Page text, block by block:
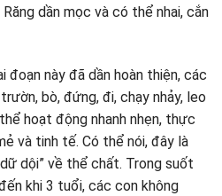
dần mọc và có thể nhai, cắn
đoạn này đã dần hoàn thiện, các
bò, đứng, đi, chạy nhảy, leo
hoạt động nhanh nhẹn, thực
và tinh tế. Có thể nói, đây là
dội” về thể chất. Trong suốt
khi 3 tuổi, các con không